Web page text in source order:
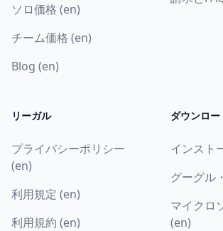
ソロ価格 (en)
チーム価格 (en)
Blog (en)
リーガル
プライバシーポリシー
(en)
利用規定 (en)
利用規約 (en)
ダウンロー
インスト
グーグル
マイクロ
(en)